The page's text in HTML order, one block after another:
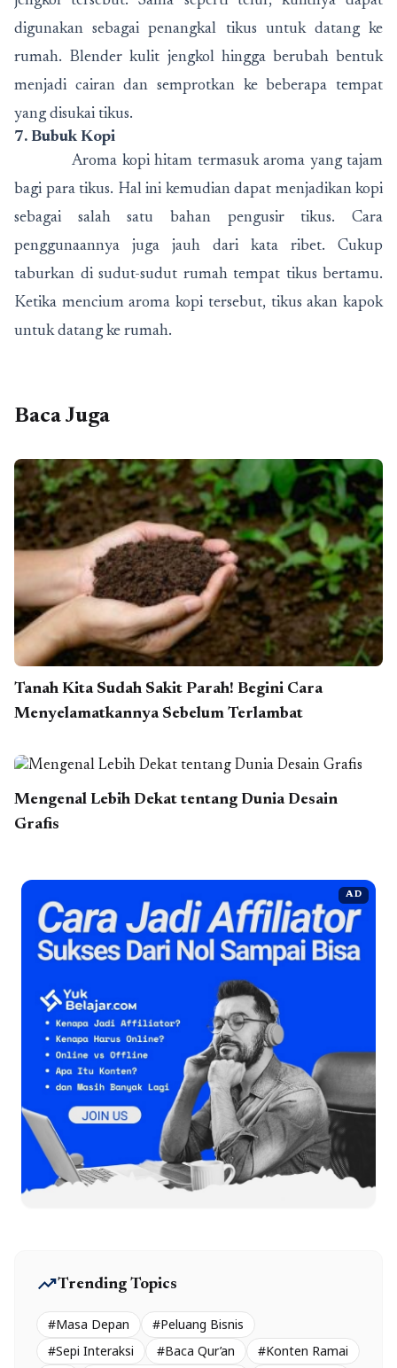
digunakan sebagai penangkal tikus untuk datang ke
rumah. Blender kulit jengkol hingga berubah bentuk
menjadi cairan dan semprotkan ke beberapa tempat
yang disukai tikus.
7. Bubuk Kopi
Aroma kopi hitam termasuk aroma yang tajam
bagi para tikus. Hal ini kemudian dapat menjadikan kopi
sebagai salah satu bahan pengusir tikus. Cara
penggunaannya juga jauh dari kata ribet. Cukup
taburkan di sudut-sudut rumah tempat tikus bertamu.
Ketika mencium aroma kopi tersebut, tikus akan kapok
untuk datang ke rumah.
Baca Juga
Tanah Kita Sudah Sakit Parah! Begini Cara
Menyelamatkannya Sebelum Terlambat
Mengenal Lebih Dekat tentang Dunia Desain
Grafis
AD
trending_upTrending Topics
#Masa Depan
#Peluang Bisnis
#Sepi Interaksi
#Baca Qur’an
#Konten Ramai